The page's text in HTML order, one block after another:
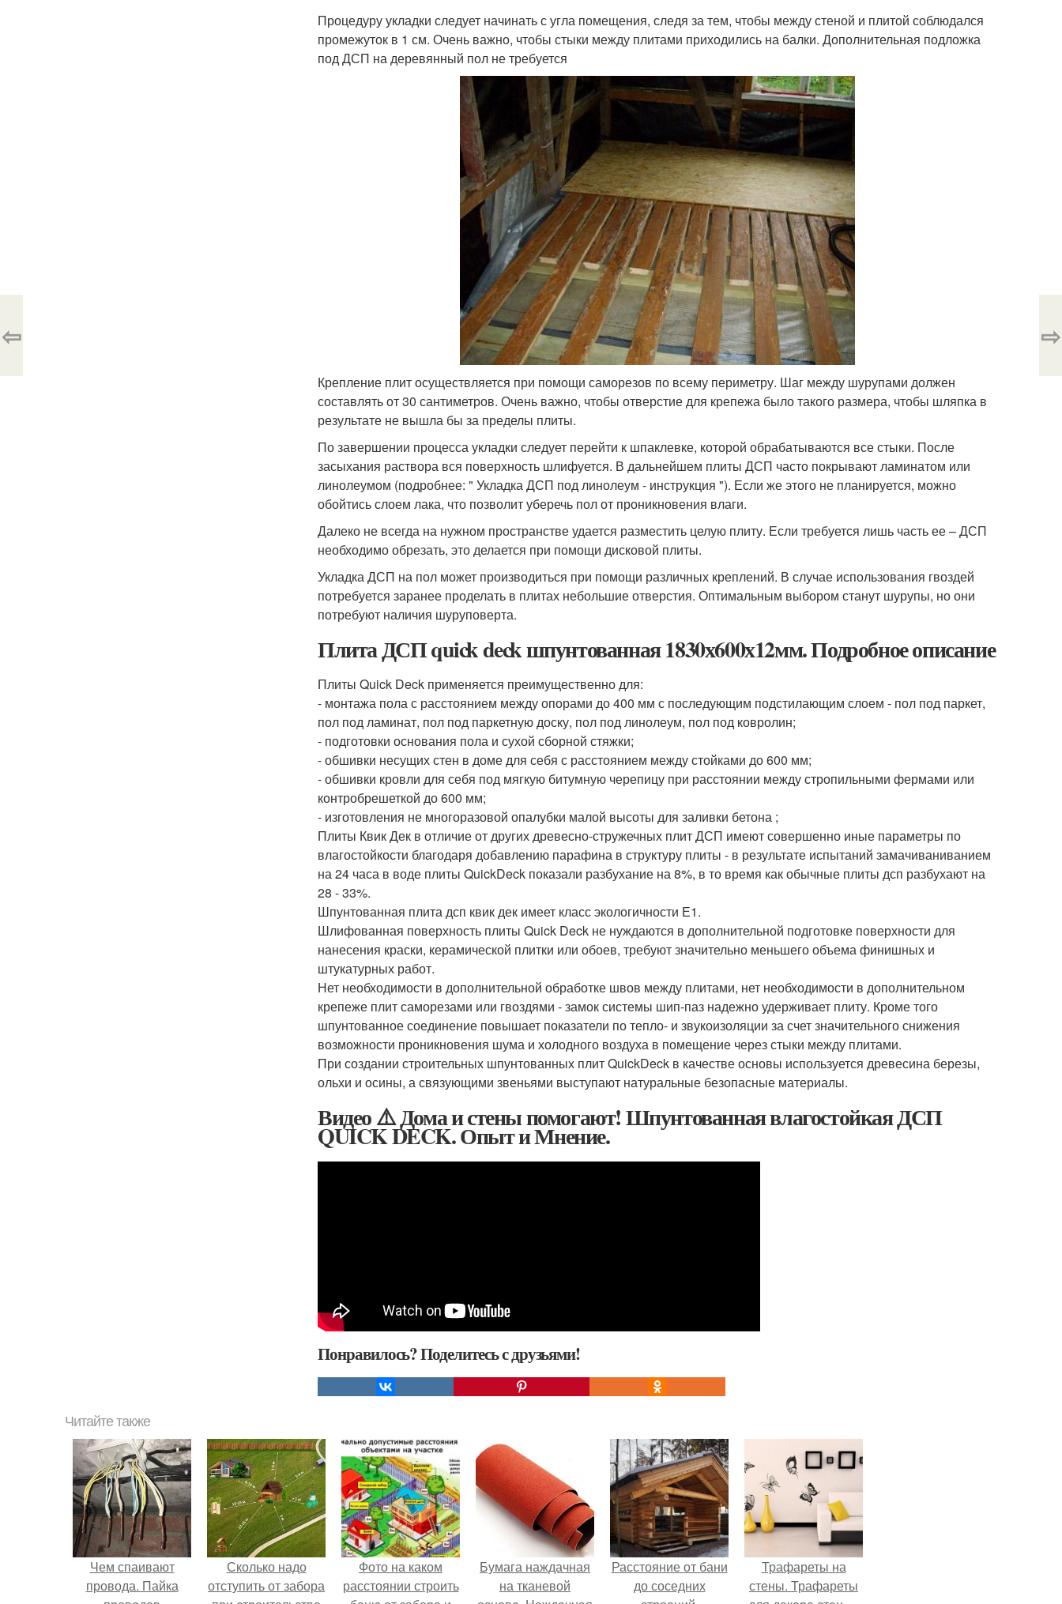
Процедуру укладки следует начинать с угла помещения, следя за тем, чтобы между стеной и плитой соблюдался
промежуток в 1 см. Очень важно, чтобы стыки между плитами приходились на балки. Дополнительная подложка
под ДСП на деревянный пол не требуется
Крепление плит осуществляется при помощи саморезов по всему периметру. Шаг между шурупами должен
составлять от 30 сантиметров. Очень важно, чтобы отверстие для крепежа было такого размера, чтобы шляпка в
результате не вышла бы за пределы плиты.
По завершении процесса укладки следует перейти к шпаклевке, которой обрабатываются все стыки. После
засыхания раствора вся поверхность шлифуется. В дальнейшем плиты ДСП часто покрывают ламинатом или
линолеумом (подробнее: " Укладка ДСП под линолеум - инструкция "). Если же этого не планируется, можно
обойтись слоем лака, что позволит уберечь пол от проникновения влаги.
Далеко не всегда на нужном пространстве удается разместить целую плиту. Если требуется лишь часть ее – ДСП
необходимо обрезать, это делается при помощи дисковой плиты.
Укладка ДСП на пол может производиться при помощи различных креплений. В случае использования гвоздей
потребуется заранее проделать в плитах небольшие отверстия. Оптимальным выбором станут шурупы, но они
потребуют наличия шуруповерта.
Плита ДСП quick deck шпунтованная 1830х600х12мм. Подробное описание
Плиты Quick Deck применяется преимущественно для:
- монтажа пола с расстоянием между опорами до 400 мм с последующим подстилающим слоем - пол под паркет,
пол под ламинат, пол под паркетную доску, пол под линолеум, пол под ковролин;
- подготовки основания пола и сухой сборной стяжки;
- обшивки несущих стен в доме для себя с расстоянием между стойками до 600 мм;
- обшивки кровли для себя под мягкую битумную черепицу при расстоянии между стропильными фермами или
контробрешеткой до 600 мм;
- изготовления не многоразовой опалубки малой высоты для заливки бетона ;
Плиты Квик Дек в отличие от других древесно-стружечных плит ДСП имеют совершенно иные параметры по
влагостойкости благодаря добавлению парафина в структуру плиты - в результате испытаний замачиваниванием
на 24 часа в воде плиты QuickDeck показали разбухание на 8%, в то время как обычные плиты дсп разбухают на
28 - 33%.
Шпунтованная плита дсп квик дек имеет класс экологичности Е1.
Шлифованная поверхность плиты Quick Deck не нуждаются в дополнительной подготовке поверхности для
нанесения краски, керамической плитки или обоев, требуют значительно меньшего объема финишных и
штукатурных работ.
Нет необходимости в дополнительной обработке швов между плитами, нет необходимости в дополнительном
крепеже плит саморезами или гвоздями - замок системы шип-паз надежно удерживает плиту. Кроме того
шпунтованное соединение повышает показатели по тепло- и звукоизоляции за счет значительного снижения
возможности проникновения шума и холодного воздуха в помещение через стыки между плитами.
При создании строительных шпунтованных плит QuickDeck в качестве основы используется древесина березы,
ольхи и осины, а связующими звеньями выступают натуральные безопасные материалы.
Видео ⚠️ Дома и стены помогают! Шпунтованная влагостойкая ДСП
QUICK DECK. Опыт и Мнение.
Понравилось? Поделитесь с друзьями!
⇦ ⇨
Читайте также
Чем спаивают
провода. Пайка
Сколько надо
отступить от забора
Фото на каком
расстоянии строить
Бумага наждачная
на тканевой
Расстояние от бани
до соседних
Трафареты на
стены. Трафареты